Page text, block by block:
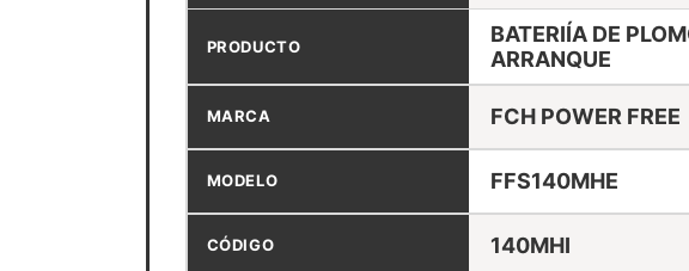
PRODUCTO
BATERIÍA DE
ARRANQUE
MARCA FCH POWER FREE
MODELO FFS140MHE
CÓDIGO 140MHI